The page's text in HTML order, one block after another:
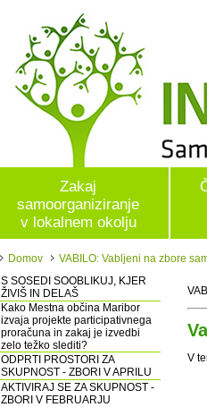
Zakaj
samoorganiziranje
v lokalnem okolju
Domov
VABILO: Vabljeni na zbore
S SOSEDI SOOBLIKUJ, KJER
ŽIVIŠ IN DELAŠ
Kako Mestna občina Maribor
izvaja projekte participativnega
proračuna in zakaj je izvedbi
zelo težko slediti?
ODPRTI PROSTORI ZA
SKUPNOST - ZBORI V APRILU
AKTIVIRAJ SE ZA SKUPNOST -
ZBORI V FEBRUARJU
V